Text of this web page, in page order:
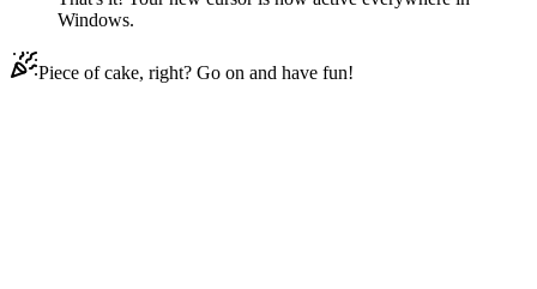
Windows.
Piece of cake, right? Go on and have fun!